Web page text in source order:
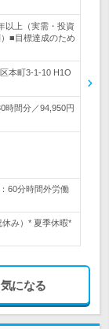
以上（実需・投資
■目標達成のため
本町3-1-10 H1O
時間分／94,950円
60分時間外労働
み）* 夏季休暇*
気になる